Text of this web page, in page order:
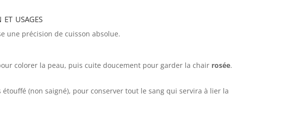
usages
une précision de cuisson absolue.
colorer la peau, puis cuite doucement pour garder la chair rosée.
(non saigné), pour conserver tout le sang qui servira à lier la